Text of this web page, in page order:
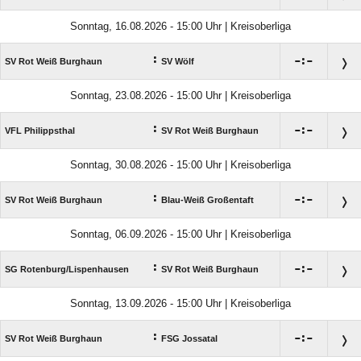
Sonntag, 16.08.2026 - 15:00 Uhr | Kreisoberliga
SV Rot Weiß Burghaun : SV Wölf :
Sonntag, 23.08.2026 - 15:00 Uhr | Kreisoberliga
VFL Philippsthal : SV Rot Weiß Burghaun :
Sonntag, 30.08.2026 - 15:00 Uhr | Kreisoberliga
SV Rot Weiß Burghaun : Blau-Weiß Großentaft :
Sonntag, 06.09.2026 - 15:00 Uhr | Kreisoberliga
SG Rotenburg/​Lispenhausen : SV Rot Weiß Burghaun :
Sonntag, 13.09.2026 - 15:00 Uhr | Kreisoberliga
SV Rot Weiß Burghaun : FSG Jossatal :